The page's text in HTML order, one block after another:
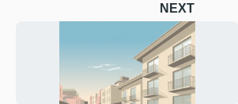
NEXT